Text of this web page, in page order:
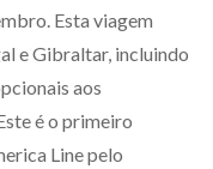
Esta viagem
e Gibraltar, incluindo
aos
é o primeiro
Line pelo